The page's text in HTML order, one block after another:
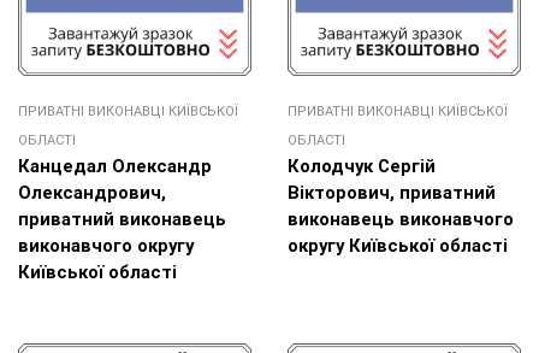
ПРИВАТНІ ВИКОНАВЦІ КИЇВСЬКОЇ
ОБЛАСТІ
Канцедал Олександр
Олександрович,
приватний виконавець
виконавчого округу
Київської області
ПРИВАТНІ ВИКОНАВЦІ КИЇВСЬКОЇ
ОБЛАСТІ
Колодчук Сергій
Вікторович, приватний
виконавець виконавчого
округу Київської області